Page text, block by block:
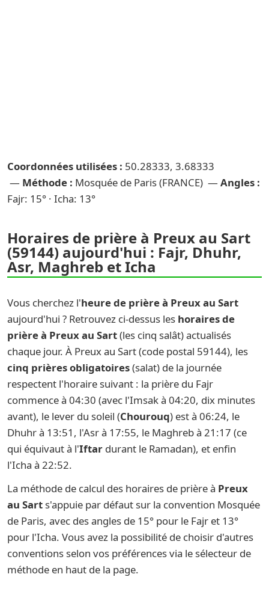
Coordonnées utilisées : 50.28333, 3.68333
— Méthode : Mosquée de Paris (FRANCE) — Angles :
Fajr: 15° · Icha: 13°
Horaires de prière à Preux au Sart
(59144) aujourd'hui : Fajr, Dhuhr,
Asr, Maghreb et Icha
Vous cherchez l'heure de prière à Preux au Sart
aujourd'hui ? Retrouvez ci-dessus les horaires de
prière à Preux au Sart(les cinq salât) actualisés
chaque jour. À Preux au Sart (code postal 59144), les
cinq prières obligatoires(salat) de la journée
respectent l'horaire suivant : la prière du Fajr
commence à 04:30 (avec l'Imsak à 04:20, dix minutes
avant), le lever du soleil (Chourouq) est à 06:24, le
Dhuhr à 13:51, l'Asr à 17:55, le Maghreb à 21:17 (ce
qui équivaut à l'Iftar durant le Ramadan), et enfin
l'Icha à 22:52.
La méthode de calcul des horaires de prière à Preux
au Sart s'appuie par défaut sur la convention Mosquée
de Paris, avec des angles de 15° pour le Fajr et 13°
pour l'Icha. Vous avez la possibilité de choisir d'autres
conventions selon vos préférences via le sélecteur de
méthode en haut de la page.